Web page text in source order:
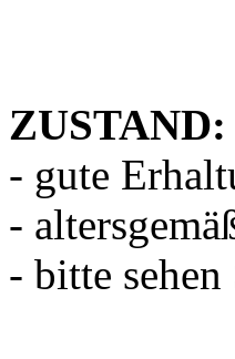
ZUSTAND:
- gute
-
- bitte